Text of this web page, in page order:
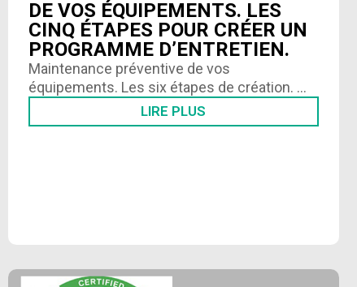
DE VOS ÉQUIPEMENTS. LES
CINQ ÉTAPES POUR CRÉER UN
PROGRAMME D’ENTRETIEN.
Maintenance préventive de vos
équipements. Les six étapes de création. …
LIRE PLUS